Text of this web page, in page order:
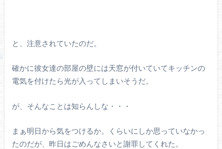
と、注意されていたのだ。
確かに彼女達の部屋の壁には天窓が付いていてキッチンの
電気を付けたら光が入ってしまいそうだ。
が、そんなことは知らんしな・・・
まぁ明日から気をつけるか。くらいにしか思っていなかっ
たのだが、昨日はごめんなさいと謝罪してくれた。